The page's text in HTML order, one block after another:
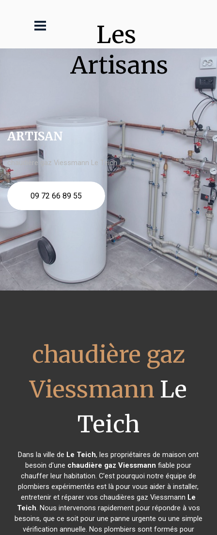
Les
Artisans
ARTISAN
chaudière gaz Viessmann Le Teich
09 72 66 89 55
chaudière gaz
Viessmann Le
Teich
Dans la ville de Le Teich, les propriétaires de maison ont
besoin d'une chaudière gaz Viessmann fiable pour
chauffer leur habitation. C'est pourquoi notre équipe de
plombiers expérimentés est là pour vous aider à installer,
entretenir et réparer vos chaudières gaz Viessmann Le
Teich. Nous intervenons rapidement pour répondre à vos
besoins, que ce soit pour une panne urgente ou une simple
vérification annuelle. Nos plombiers sont formés pour